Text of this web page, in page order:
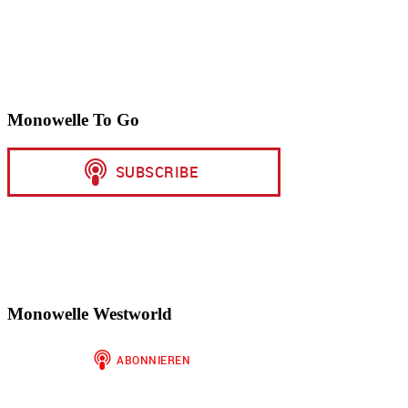
Monowelle To Go
Monowelle Westworld